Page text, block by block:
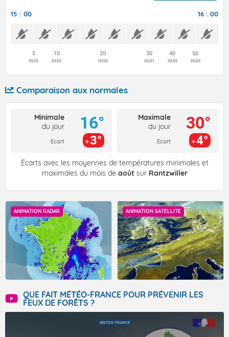
15 : 00 16 : 00
5
min
10
min
20
min
30
min
40
min
50
min
Comparaison aux normales
Minimale
du jour
Ecart
16°
3°
Maximale
du jour
Ecart
30°
4°
Écarts avec les moyennes de températures minimales et
maximales du mois de août sur Rantzwiller
ANIMATION RADAR ANIMATION SATELLITE
QUE FAIT MÉTÉO-FRANCE POUR PRÉVENIR LES
FEUX DE FORÊTS ?